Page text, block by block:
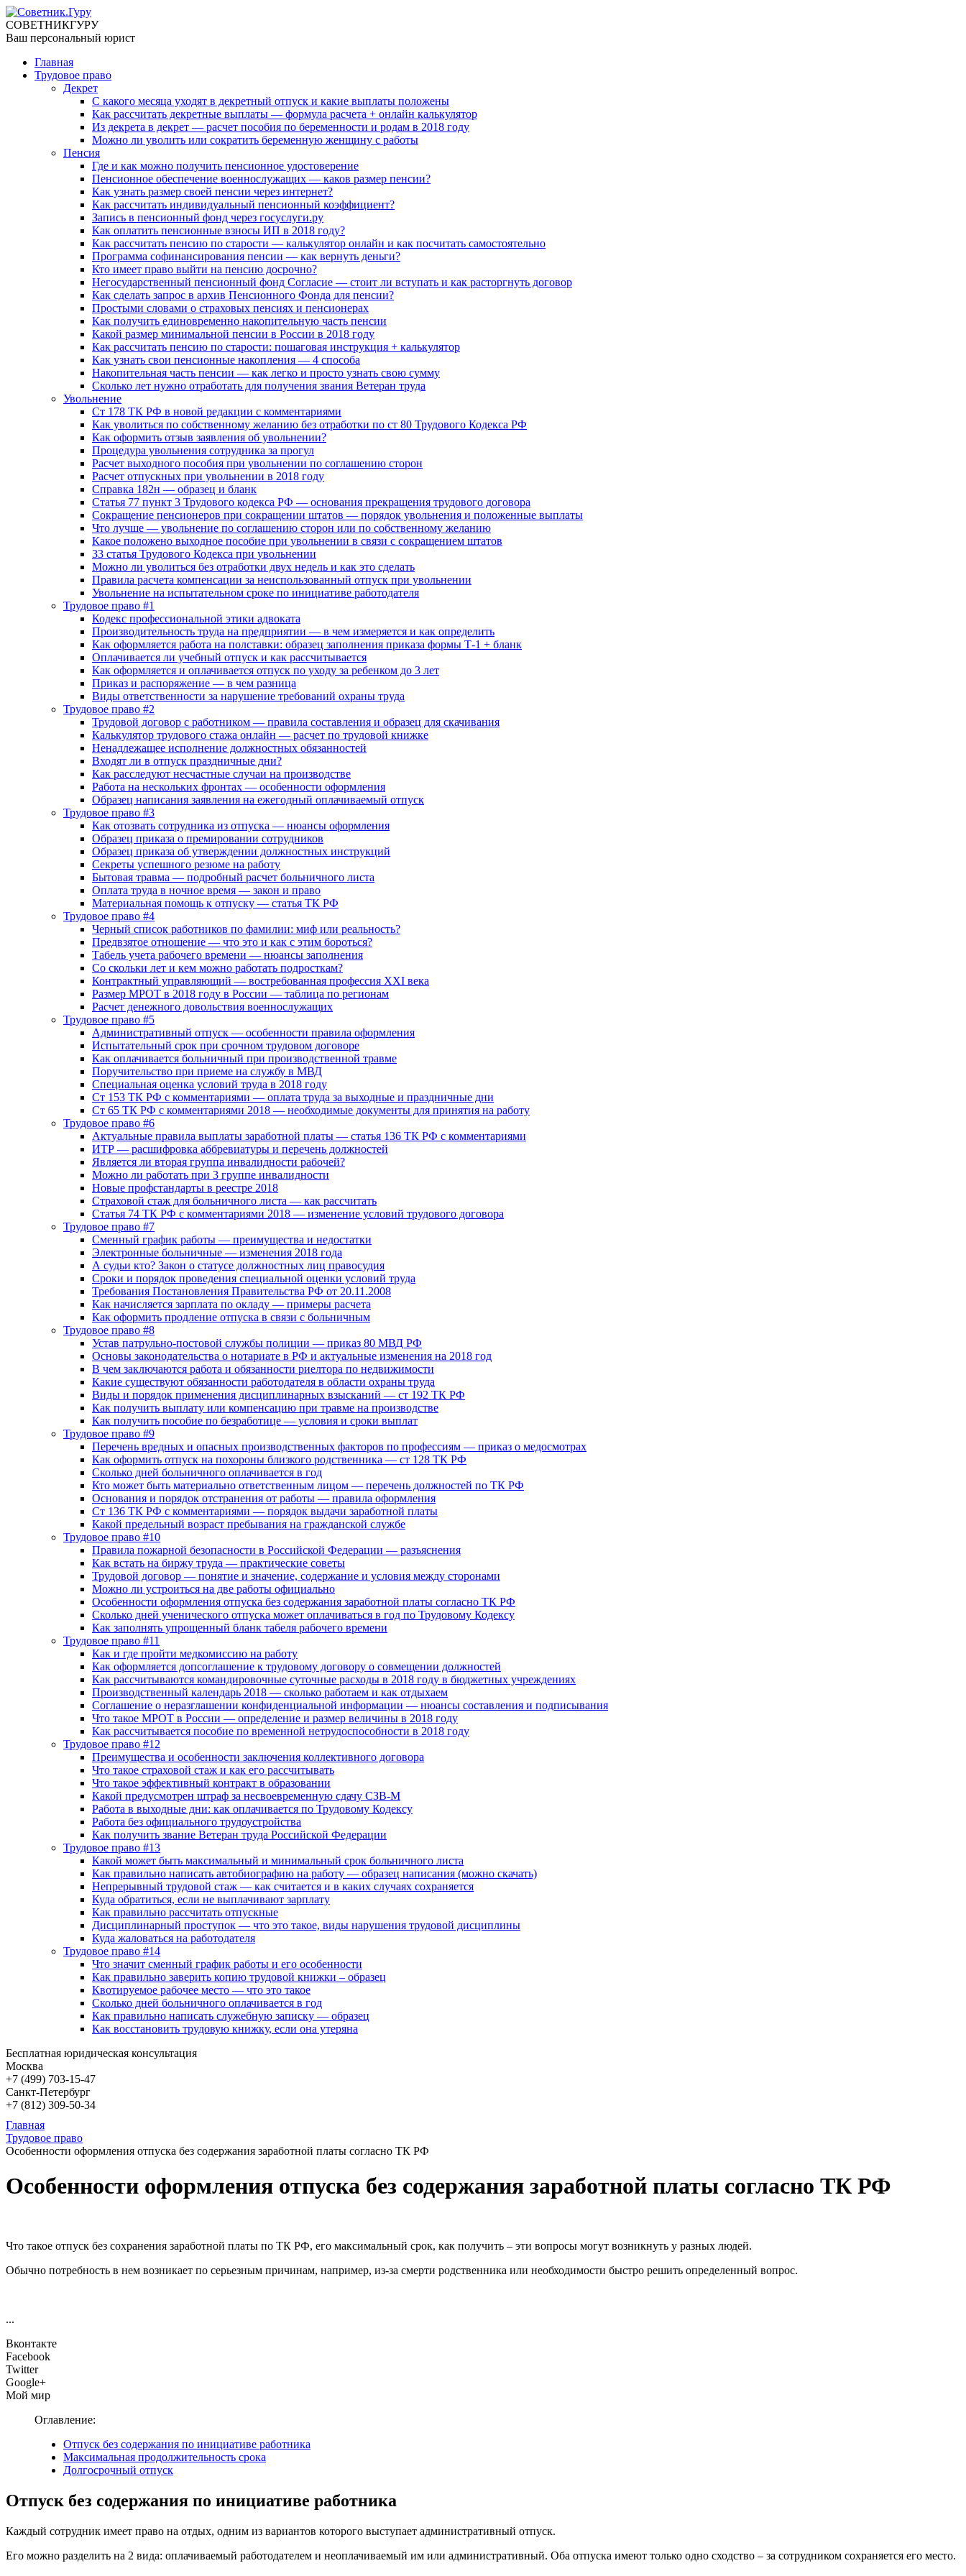
СОВЕТНИКГУРУ
Ваш персональный юрист
Главная
Трудовое право
Декрет
С какого месяца уходят в декретный отпуск и какие выплаты положены
Как рассчитать декретные выплаты — формула расчета + онлайн калькулятор
Из декрета в декрет — расчет пособия по беременности и родам в 2018 году
Можно ли уволить или сократить беременную женщину с работы
Пенсия
Где и как можно получить пенсионное удостоверение
Пенсионное обеспечение военнослужащих — каков размер пенсии?
Как узнать размер своей пенсии через интернет?
Как рассчитать индивидуальный пенсионный коэффициент?
Запись в пенсионный фонд через госуслуги.ру
Как оплатить пенсионные взносы ИП в 2018 году?
Как рассчитать пенсию по старости — калькулятор онлайн и как посчитать самостоятельно
Программа софинансирования пенсии — как вернуть деньги?
Кто имеет право выйти на пенсию досрочно?
Негосударственный пенсионный фонд Согласие — стоит ли вступать и как расторгнуть договор
Как сделать запрос в архив Пенсионного Фонда для пенсии?
Простыми словами о страховых пенсиях и пенсионерах
Как получить единовременно накопительную часть пенсии
Какой размер минимальной пенсии в России в 2018 году
Как рассчитать пенсию по старости: пошаговая инструкция + калькулятор
Как узнать свои пенсионные накопления — 4 способа
Накопительная часть пенсии — как легко и просто узнать свою сумму
Сколько лет нужно отработать для получения звания Ветеран труда
Увольнение
Ст 178 ТК РФ в новой редакции с комментариями
Как уволиться по собственному желанию без отработки по ст 80 Трудового Кодекса РФ
Как оформить отзыв заявления об увольнении?
Процедура увольнения сотрудника за прогул
Расчет выходного пособия при увольнении по соглашению сторон
Расчет отпускных при увольнении в 2018 году
Справка 182н — образец и бланк
Статья 77 пункт 3 Трудового кодекса РФ — основания прекращения трудового договора
Сокращение пенсионеров при сокращении штатов — порядок увольнения и положенные выплаты
Что лучше — увольнение по соглашению сторон или по собственному желанию
Какое положено выходное пособие при увольнении в связи с сокращением штатов
33 cтатья Трудового Кодекса при увольнении
Можно ли уволиться без отработки двух недель и как это сделать
Правила расчета компенсации за неиспользованный отпуск при увольнении
Увольнение на испытательном сроке по инициативе работодателя
Трудовое право #1
Кодекс профессиональной этики адвоката
Производительность труда на предприятии — в чем измеряется и как определить
Как оформляется работа на полставки: образец заполнения приказа формы Т-1 + бланк
Оплачивается ли учебный отпуск и как рассчитывается
Как оформляется и оплачивается отпуск по уходу за ребенком до 3 лет
Приказ и распоряжение — в чем разница
Виды ответственности за нарушение требований охраны труда
Трудовое право #2
Трудовой договор с работником — правила составления и образец для скачивания
Калькулятор трудового стажа онлайн — расчет по трудовой книжке
Ненадлежащее исполнение должностных обязанностей
Входят ли в отпуск праздничные дни?
Как расследуют несчастные случаи на производстве
Работа на нескольких фронтах — особенности оформления
Образец написания заявления на ежегодный оплачиваемый отпуск
Трудовое право #3
Как отозвать сотрудника из отпуска — нюансы оформления
Образец приказа о премировании сотрудников
Образец приказа об утверждении должностных инструкций
Секреты успешного резюме на работу
Бытовая травма — подробный расчет больничного листа
Оплата труда в ночное время — закон и право
Материальная помощь к отпуску — статья ТК РФ
Трудовое право #4
Черный список работников по фамилии: миф или реальность?
Предвзятое отношение — что это и как с этим бороться?
Табель учета рабочего времени — нюансы заполнения
Со скольки лет и кем можно работать подросткам?
Контрактный управляющий — востребованная профессия XXI века
Размер МРОТ в 2018 году в России — таблица по регионам
Расчет денежного довольствия военнослужащих
Трудовое право #5
Административный отпуск — особенности правила оформления
Испытательный срок при срочном трудовом договоре
Как оплачивается больничный при производственной травме
Поручительство при приеме на службу в МВД
Специальная оценка условий труда в 2018 году
Ст 153 ТК РФ с комментариями — оплата труда за выходные и праздничные дни
Ст 65 ТК РФ с комментариями 2018 — необходимые документы для принятия на работу
Трудовое право #6
Актуальные правила выплаты заработной платы — статья 136 ТК РФ с комментариями
ИТР — расшифровка аббревиатуры и перечень должностей
Является ли вторая группа инвалидности рабочей?
Можно ли работать при 3 группе инвалидности
Новые профстандарты в реестре 2018
Страховой стаж для больничного листа — как рассчитать
Статья 74 ТК РФ с комментариями 2018 — изменение условий трудового договора
Трудовое право #7
Сменный график работы — преимущества и недостатки
Электронные больничные — изменения 2018 года
А судьи кто? Закон о статусе должностных лиц правосудия
Сроки и порядок проведения специальной оценки условий труда
Требования Постановления Правительства РФ от 20.11.2008
Как начисляется зарплата по окладу — примеры расчета
Как оформить продление отпуска в связи с больничным
Трудовое право #8
Устав патрульно-постовой службы полиции — приказ 80 МВД РФ
Основы законодательства о нотариате в РФ и актуальные изменения на 2018 год
В чем заключаются работа и обязанности риелтора по недвижимости
Какие существуют обязанности работодателя в области охраны труда
Виды и порядок применения дисциплинарных взысканий — ст 192 ТК РФ
Как получить выплату или компенсацию при травме на производстве
Как получить пособие по безработице — условия и сроки выплат
Трудовое право #9
Перечень вредных и опасных производственных факторов по профессиям — приказ о медосмотрах
Как оформить отпуск на похороны близкого родственника — ст 128 ТК РФ
Сколько дней больничного оплачивается в год
Кто может быть материально ответственным лицом — перечень должностей по ТК РФ
Основания и порядок отстранения от работы — правила оформления
Ст 136 ТК РФ с комментариями — порядок выдачи заработной платы
Какой предельный возраст пребывания на гражданской службе
Трудовое право #10
Правила пожарной безопасности в Российской Федерации — разъяснения
Как встать на биржу труда — практические советы
Трудовой договор — понятие и значение, содержание и условия между сторонами
Можно ли устроиться на две работы официально
Особенности оформления отпуска без содержания заработной платы согласно ТК РФ
Сколько дней ученического отпуска может оплачиваться в год по Трудовому Кодексу
Как заполнять упрощенный бланк табеля рабочего времени
Трудовое право #11
Как и где пройти медкомиссию на работу
Как оформляется допсоглашение к трудовому договору о совмещении должностей
Как рассчитываются командировочные суточные расходы в 2018 году в бюджетных учреждениях
Производственный календарь 2018 — сколько работаем и как отдыхаем
Соглашение о неразглашении конфиденциальной информации — нюансы составления и подписывания
Что такое МРОТ в России — определение и размер величины в 2018 году
Как рассчитывается пособие по временной нетрудоспособности в 2018 году
Трудовое право #12
Преимущества и особенности заключения коллективного договора
Что такое страховой стаж и как его рассчитывать
Что такое эффективный контракт в образовании
Какой предусмотрен штраф за несвоевременную сдачу СЗВ-М
Работа в выходные дни: как оплачивается по Трудовому Кодексу
Работа без официального трудоустройства
Как получить звание Ветеран труда Российской Федерации
Трудовое право #13
Какой может быть максимальный и минимальный срок больничного листа
Как правильно написать автобиографию на работу — образец написания (можно скачать)
Непрерывный трудовой стаж — как считается и в каких случаях сохраняется
Куда обратиться, если не выплачивают зарплату
Как правильно рассчитать отпускные
Дисциплинарный проступок — что это такое, виды нарушения трудовой дисциплины
Куда жаловаться на работодателя
Трудовое право #14
Что значит сменный график работы и его особенности
Как правильно заверить копию трудовой книжки – образец
Квотируемое рабочее место — что это такое
Сколько дней больничного оплачивается в год
Как правильно написать служебную записку — образец
Как восстановить трудовую книжку, если она утеряна
Бесплатная юридическая консультация
Москва
+7 (499) 703-15-47
Санкт-Петербург
+7 (812) 309-50-34
Главная
Трудовое право
Особенности оформления отпуска без содержания заработной платы согласно ТК РФ
Особенности оформления отпуска без содержания заработной платы согласно ТК РФ
Что такое отпуск без сохранения заработной платы по ТК РФ, его максимальный срок, как получить – эти вопросы могут возникнуть у разных людей.
Обычно потребность в нем возникает по серьезным причинам, например, из-за смерти родственника или необходимости быстро решить определенный вопрос.
...
Вконтакте
Facebook
Twitter
Google+
Мой мир
Оглавление:
Отпуск без содержания по инициативе работника
Максимальная продолжительность срока
Долгосрочный отпуск
Отпуск без содержания по инициативе работника
Каждый сотрудник имеет право на отдых, одним из вариантов которого выступает административный отпуск.
Его можно разделить на 2 вида: оплачиваемый работодателем и неоплачиваемый им или административный. Оба отпуска имеют только одно сходство – за сотрудником сохраняется его место.